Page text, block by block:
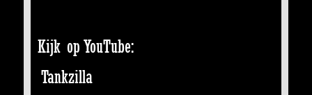
Kijk op YouTube:
Tankzilla